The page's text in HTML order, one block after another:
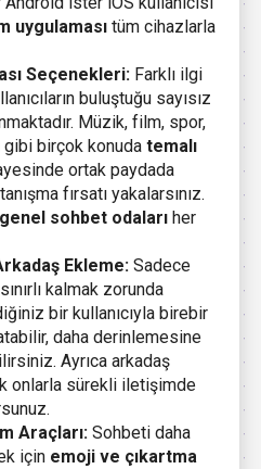
uygulaması tüm cihazlarla
Seçenekleri: Farklı ilgi
buluştuğu sayısız
Müzik, film, spor,
birçok konuda temalı
ortak paydada
fırsatı yakalarsınız.
genel sohbet odaları her
Ekleme: Sadece
kalmak zorunda
bir kullanıcıyla birebir
daha derinlemesine
Ayrıca arkadaş
onlarla sürekli iletişimde
Araçları: Sohbeti daha
için emoji ve çıkartma